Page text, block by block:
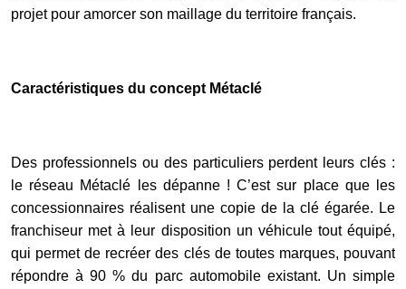
projet pour amorcer son maillage du territoire français.
Caractéristiques du concept Métaclé
Des professionnels ou des particuliers perdent leurs clés :
le réseau Métaclé les dépanne ! C’est sur place que les
concessionnaires réalisent une copie de la clé égarée. Le
franchiseur met à leur disposition un véhicule tout équipé,
qui permet de recréer des clés de toutes marques, pouvant
répondre à 90 % du parc automobile existant. Un simple